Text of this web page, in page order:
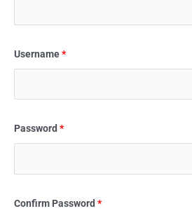
Username*
Password *
Confirm Password *